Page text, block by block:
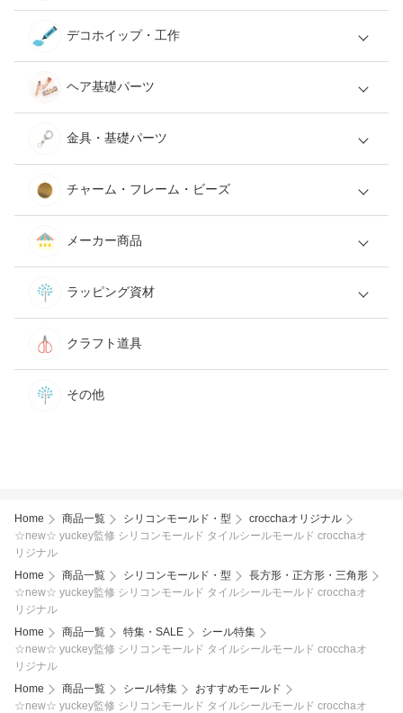
デコホイップ・工作
ヘア基礎パーツ
金具・基礎パーツ
チャーム・フレーム・ビーズ
メーカー商品
ラッピング資材
クラフト道具
その他
Home 商品一覧 シリコンモールド・型
crocchaオリジナル
☆new☆ yuckey監修 シリコンモールド タイルシールモールド crocchaオ
リジナル
Home
商品一覧 シリコンモールド・型
長方形・正方形・三角形
☆new☆ yuckey監修 シリコンモールド タイルシールモールド crocchaオ
リジナル
Home
商品一覧 特集・SALE
シール特集
☆new☆ yuckey監修 シリコンモールド タイルシールモールド crocchaオ
リジナル
Home
商品一覧 シール特集
おすすめモールド
☆new☆ yuckey監修 シリコンモールド タイルシールモールド crocchaオ